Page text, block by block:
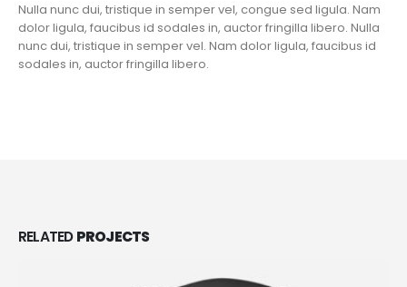
Nulla nunc dui, tristique in semper vel, congue sed ligula. Nam
dolor ligula, faucibus id sodales in, auctor fringilla libero. Nulla
nunc dui, tristique in semper vel. Nam dolor ligula, faucibus id
sodales in, auctor fringilla libero.
RELATEDPROJECTS